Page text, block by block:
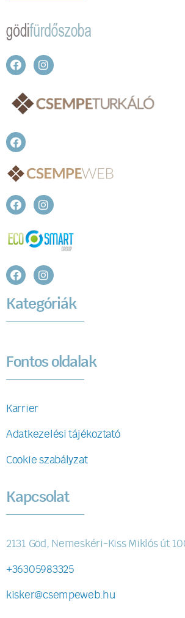
Kategóriák
Fontos oldalak
Karrier
Adatkezelési tájékoztató
Cookie szabályzat
Kapcsolat
2131 Göd, Nemeskéri-Kiss Miklós út
+36305983325
kisker@csempeweb.hu